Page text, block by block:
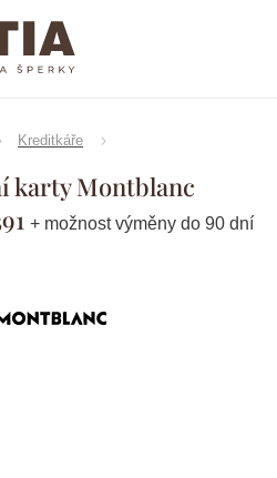
Kreditkáře
karty Montblanc
+ možnost výměny do 90 dní
Montblanc